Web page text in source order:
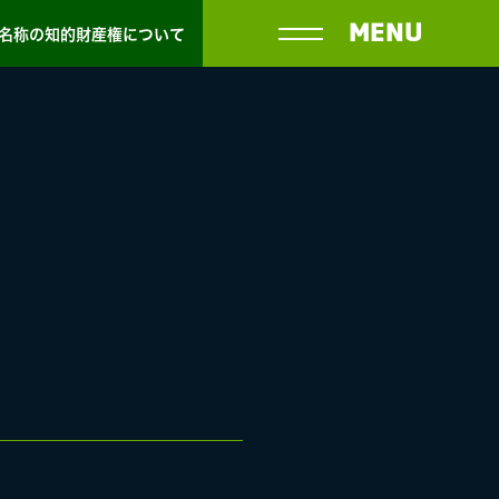
称の知的財産権について MENU